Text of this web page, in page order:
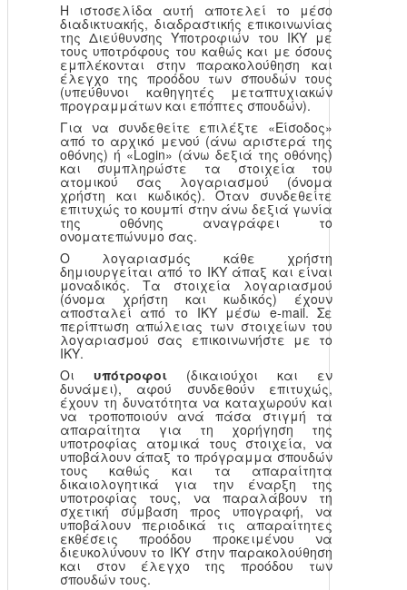
Η ιστοσελίδα αυτή αποτελεί το μέσο
διαδικτυακής, διαδραστικής επικοινωνίας
της Διεύθυνσης Υποτροφιών του ΙΚΥ με
τους υποτρόφους του καθώς και με όσους
εμπλέκονται στην παρακολούθηση και
έλεγχο της προόδου των σπουδών τους
(υπεύθυνοι καθηγητές μεταπτυχιακών
προγραμμάτων και επόπτες σπουδών).
Για να συνδεθείτε επιλέξτε «Είσοδος»
από το αρχικό μενού (άνω αριστερά της
οθόνης) ή «Login» (άνω δεξιά της οθόνης)
και συμπληρώστε τα στοιχεία του
ατομικού σας λογαριασμού (όνομα
χρήστη και κωδικός). Όταν συνδεθείτε
επιτυχώς το κουμπί στην άνω δεξιά γωνία
της οθόνης αναγράφει το
ονοματεπώνυμο σας.
Ο λογαριασμός κάθε χρήστη
δημιουργείται από το ΙΚΥ άπαξ και είναι
μοναδικός. Τα στοιχεία λογαριασμού
(όνομα χρήστη και κωδικός) έχουν
αποσταλεί από το ΙΚΥ μέσω e-mail. Σε
περίπτωση απώλειας των στοιχείων του
λογαριασμού σας επικοινωνήστε με το
ΙΚΥ.
Οι υπότροφοι(δικαιούχοι και εν
δυνάμει), αφού συνδεθούν επιτυχώς,
έχουν τη δυνατότητα να καταχωρούν και
να τροποποιούν ανά πάσα στιγμή τα
απαραίτητα για τη χορήγηση της
υποτροφίας ατομικά τους στοιχεία, να
υποβάλουν άπαξ το πρόγραμμα σπουδών
τους καθώς και τα απαραίτητα
δικαιολογητικά για την έναρξη της
υποτροφίας τους, να παραλάβουν τη
σχετική σύμβαση προς υπογραφή, να
υποβάλουν περιοδικά τις απαραίτητες
εκθέσεις προόδου προκειμένου να
διευκολύνουν το ΙΚΥ στην παρακολούθηση
και στον έλεγχο της προόδου των
σπουδών τους.